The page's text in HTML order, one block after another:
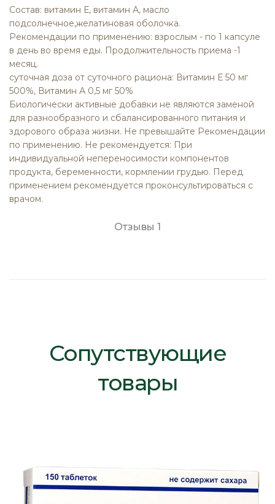
Состав: витамин Е, витамин А, масло
подсолнечное,желатиновая оболочка.
Рекомендации по применению: взрослым - по 1 капсуле
в день во время еды. Продолжительность приема -1
месяц.
суточная доза от суточного рациона: Витамин Е 50 мг
500%, Витамин А 0,5 мг 50%
Биологически активные добавки не являются заменой
для разнообразного и сбалансированного питания и
здорового образа жизни. Не превышайте Рекомендации
по применению. Не рекомендуется: При
индивидуальной непереносимости компонентов
продукта, беременности, кормлении грудью. Перед
применением рекомендуется проконсультироваться с
врачом.
Отзывы 1
Сопутствующие
товары